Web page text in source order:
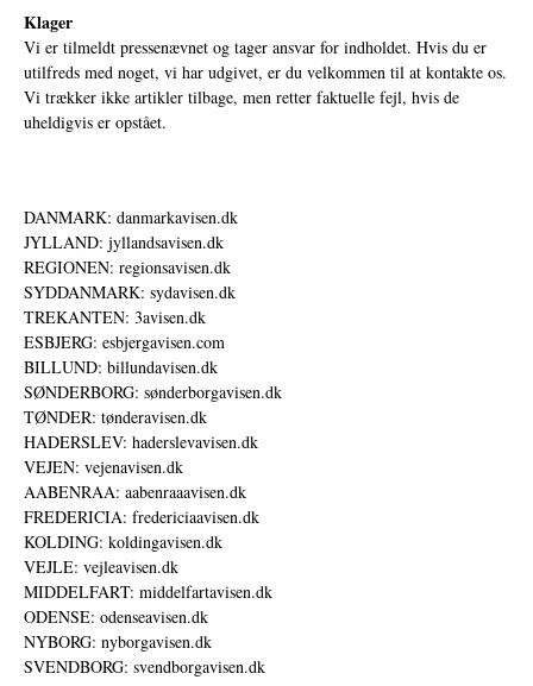
Klager
Vi er tilmeldt pressenævnet og tager ansvar for indholdet. Hvis du er
utilfreds med noget, vi har udgivet, er du velkommen til at kontakte os.
Vi trækker ikke artikler tilbage, men retter faktuelle fejl, hvis de
uheldigvis er opstået.
DANMARK: danmarkavisen.dk
JYLLAND: jyllandsavisen.dk
REGIONEN: regionsavisen.dk
SYDDANMARK: sydavisen.dk
TREKANTEN: 3avisen.dk
ESBJERG: esbjergavisen.com
BILLUND: billundavisen.dk
SØNDERBORG: sønderborgavisen.dk
TØNDER: tønderavisen.dk
HADERSLEV: haderslevavisen.dk
VEJEN: vejenavisen.dk
AABENRAA: aabenraaavisen.dk
FREDERICIA: fredericiaavisen.dk
KOLDING: koldingavisen.dk
VEJLE: vejleavisen.dk
MIDDELFART: middelfartavisen.dk
ODENSE: odenseavisen.dk
NYBORG: nyborgavisen.dk
SVENDBORG: svendborgavisen.dk